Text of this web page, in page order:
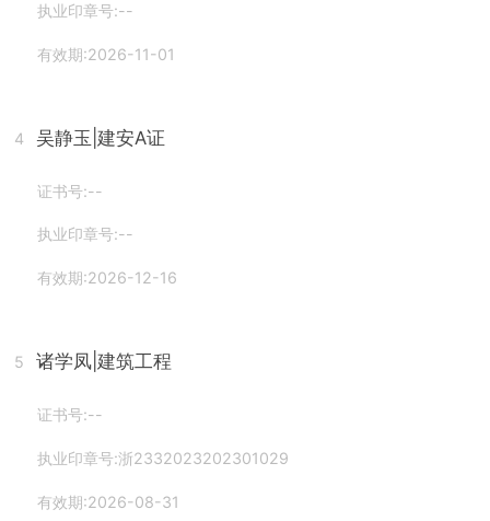
执业印章号:--
有效期:2026-11-01
4 吴静玉 |建安A证
证书号:--
执业印章号:--
有效期:2026-12-16
5 诸学凤 |建筑工程
证书号:--
执业印章号:浙2332023202301029
有效期:2026-08-31